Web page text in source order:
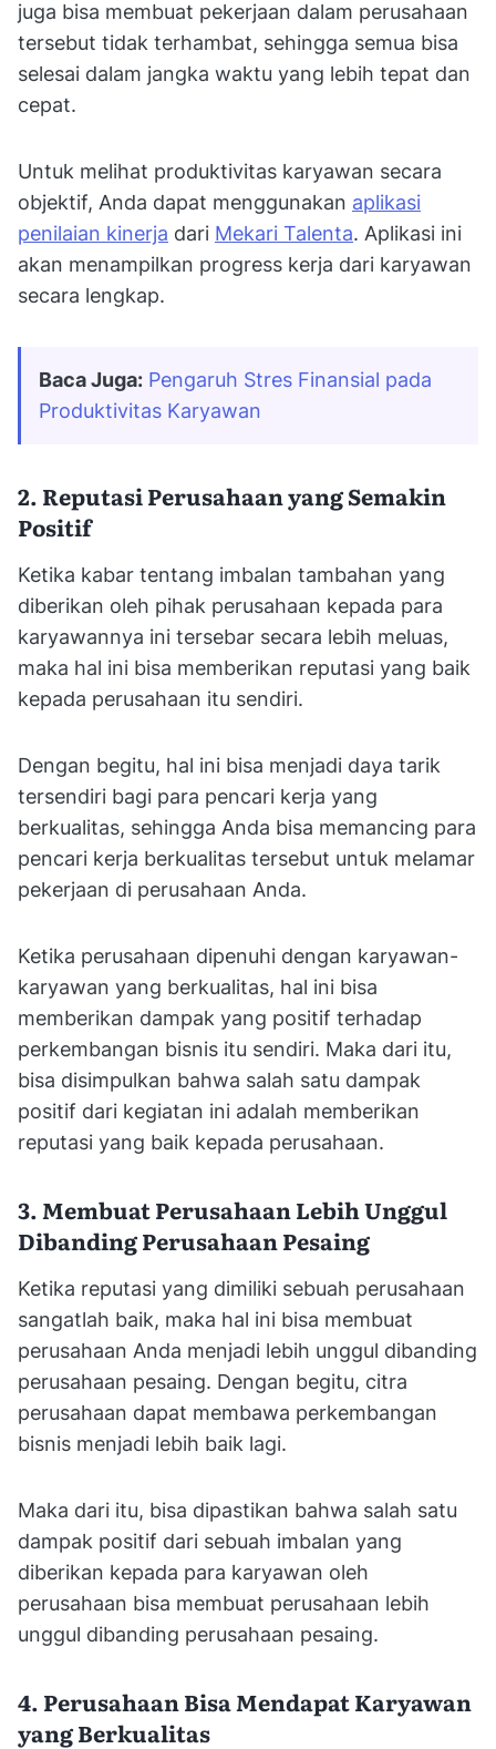
juga bisa membuat pekerjaan dalam perusahaan
tersebut tidak terhambat, sehingga semua bisa
selesai dalam jangka waktu yang lebih tepat dan
cepat.
Untuk melihat produktivitas karyawan secara
objektif, Anda dapat menggunakan aplikasi
penilaian kinerja dari Mekari Talenta. Aplikasi ini
akan menampilkan progress kerja dari karyawan
secara lengkap.
Baca Juga: Pengaruh Stres Finansial pada
Produktivitas Karyawan
2. Reputasi Perusahaan yang Semakin
Positif
Ketika kabar tentang imbalan tambahan yang
diberikan oleh pihak perusahaan kepada para
karyawannya ini tersebar secara lebih meluas,
maka hal ini bisa memberikan reputasi yang baik
kepada perusahaan itu sendiri.
Dengan begitu, hal ini bisa menjadi daya tarik
tersendiri bagi para pencari kerja yang
berkualitas, sehingga Anda bisa memancing para
pencari kerja berkualitas tersebut untuk melamar
pekerjaan di perusahaan Anda.
Ketika perusahaan dipenuhi dengan karyawan-
karyawan yang berkualitas, hal ini bisa
memberikan dampak yang positif terhadap
perkembangan bisnis itu sendiri. Maka dari itu,
bisa disimpulkan bahwa salah satu dampak
positif dari kegiatan ini adalah memberikan
reputasi yang baik kepada perusahaan.
3. Membuat Perusahaan Lebih Unggul
Dibanding Perusahaan Pesaing
Ketika reputasi yang dimiliki sebuah perusahaan
sangatlah baik, maka hal ini bisa membuat
perusahaan Anda menjadi lebih unggul dibanding
perusahaan pesaing. Dengan begitu, citra
perusahaan dapat membawa perkembangan
bisnis menjadi lebih baik lagi.
Maka dari itu, bisa dipastikan bahwa salah satu
dampak positif dari sebuah imbalan yang
diberikan kepada para karyawan oleh
perusahaan bisa membuat perusahaan lebih
unggul dibanding perusahaan pesaing.
4. Perusahaan Bisa Mendapat Karyawan
yang Berkualitas